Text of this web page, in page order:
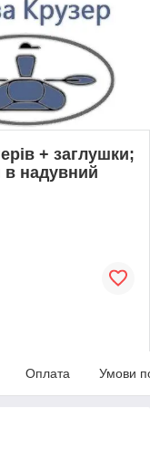
+ заглушки;
в надувний
Оплата Умови